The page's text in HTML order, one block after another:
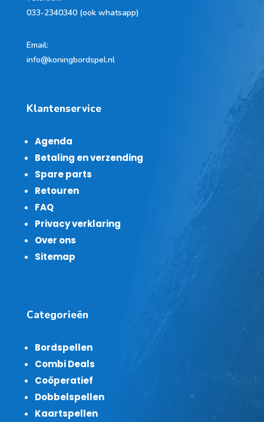
033-2340340 (ook whatsapp)
Email:
info@koningbordspel.nl
Klantenservice
Agenda
Betaling en verzending
Spare parts
Retouren
FAQ
Privacy verklaring
Over ons
Sitemap
Categorieën
Bordspellen
Combi Deals
Coöperatief
Dobbelspellen
Kaartspellen